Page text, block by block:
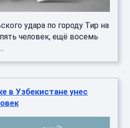
удара по городу Тир на
человек, ещё восемь
в Узбекистане унес